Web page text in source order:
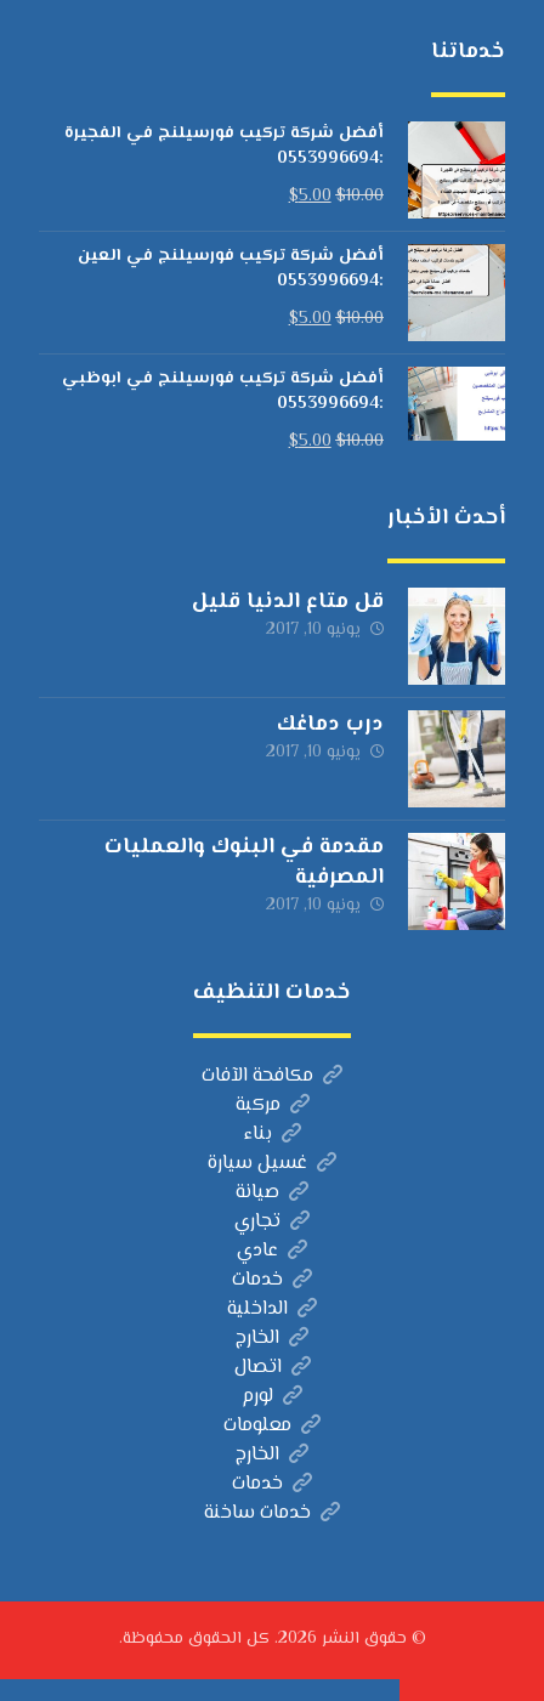
خدماتنا
أفضل شركة تركيب فورسيلنج في الفجيرة
:0553996694
$10.00
$5.00
أفضل شركة تركيب فورسيلنج في العين
:0553996694
$10.00
$5.00
أفضل شركة تركيب فورسيلنج في ابوظبي
:0553996694
$10.00
$5.00
أحدث الأخبار
قل متاع الدنيا قليل
يونيو 10, 2017
درب دماغك
يونيو 10, 2017
مقدمة في البنوك والعمليات
المصرفية
يونيو 10, 2017
خدمات التنظيف
مكافحة الآفات
مركبة
بناء
غسيل سيارة
صيانة
تجاري
عادي
خدمات
الداخلية
الخارج
اتصال
لورم
معلومات
الخارج
خدمات
خدمات ساخنة
© حقوق النشر 2026. كل الحقوق محفوظة.